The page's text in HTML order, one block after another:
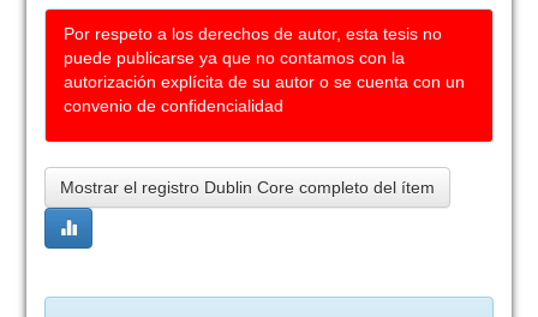
Por respeto a los derechos de autor, esta tesis no
puede publicarse ya que no contamos con la
autorización explícita de su autor o se cuenta con un
convenio de confidencialidad
Mostrar el registro Dublin Core completo del ítem